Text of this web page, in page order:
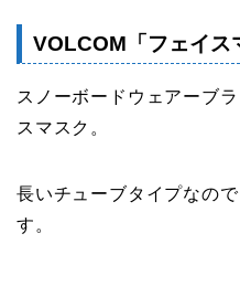
VOLCOM「フェイス
スノーボードウェアーブ
スマスク。
長いチューブタイプなの
す。